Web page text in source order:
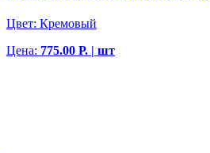
Цвет: Кремовый
Цена: 775.00 Р. | шт